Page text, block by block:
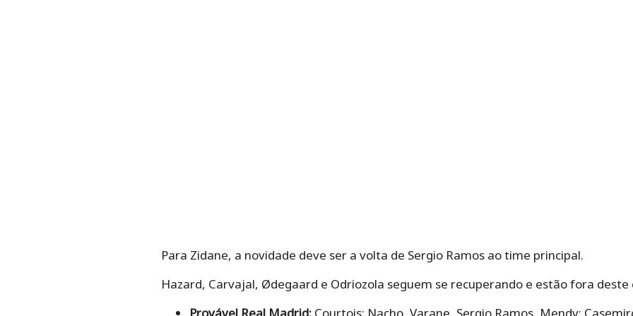
Para Zidane, a novidade deve ser a volta de Sergio Ramos ao time principal.
Hazard, Carvajal, Ødegaard e Odriozola seguem se recuperando e estão fora deste